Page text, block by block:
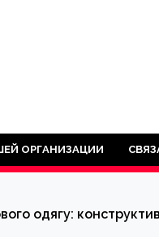
ОРГАНИЗАЦИИ
одягу: